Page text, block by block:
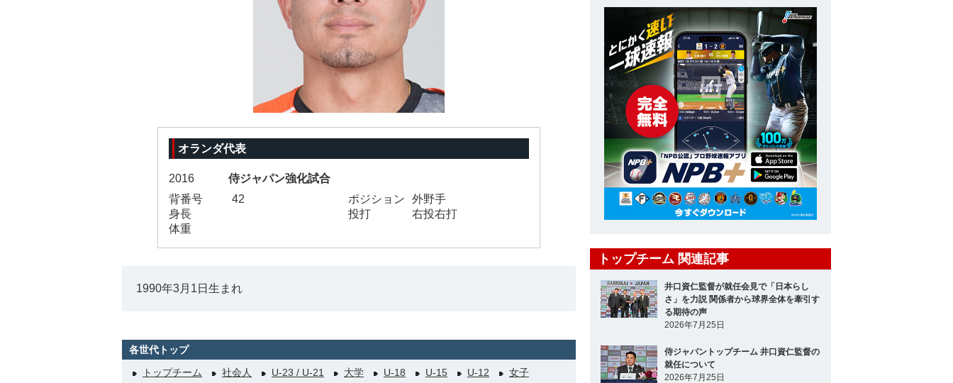
オランダ代表
2016
侍ジャパン強化試合
背番号
42 ポジション
外野手
身長
投打
右投右打
体重
1990年3月1日生まれ
各世代トップ
トップチーム
社会人 U-23 / U-21 大学 U-18 U-15 U-12 女子
トップチーム 関連記事
井口資仁監督が就任会見で「日本らし
さ」を力説 関係者から球界全体を牽引す
る期待の声
2026年7月25日
侍ジャパントップチーム 井口資仁監督の
就任について
2026年7月25日